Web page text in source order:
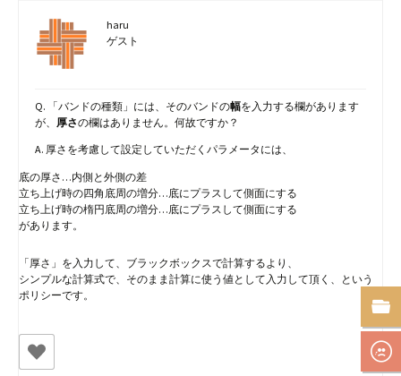
haru
ゲスト
Q. 「バンドの種類」には、そのバンドの幅を入力する欄があります
が、 厚さの欄はありません。何故ですか？
A. 厚さを考慮して設定していただくパラメータには、
底の厚さ…内側と外側の差
立ち上げ時の四角底周の増分…底にプラスして側面にする
立ち上げ時の楕円底周の増分…底にプラスして側面にする
があります。
「厚さ」を入力して、ブラックボックスで計算するより、
シンプルな計算式で、そのまま計算に使う値として入力して頂く、という
ポリシーです。